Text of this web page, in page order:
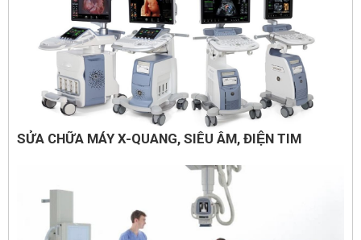
SỬA CHỮA MÁY X-QUANG, SIÊU ÂM, ĐIỆN TIM